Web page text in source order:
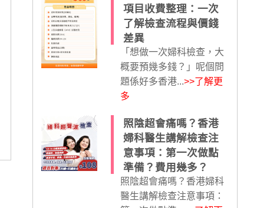
項目收費整理：一次
了解檢查流程與價錢
差異
「想做一次婦科檢查，大
概要預幾多錢？」呢個問
題係好多香港...>>了解更
多
照陰超會痛嗎？香港
婦科醫生講解檢查注
意事項：第一次做點
準備？費用幾多？
照陰超會痛嗎？香港婦科
醫生講解檢查注意事項：